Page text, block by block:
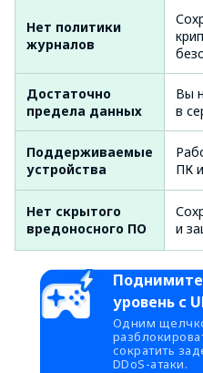
Нет политики
журналов
Достаточно
предела данных
Вы
в
Поддерживаемые
устройства
ПК
Нет скрытого
вредоносного ПО
и
Поднимите
уровень с
Одним
сократить
DDoS-атаки.